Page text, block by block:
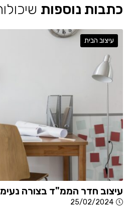
כתבות נוספות
עיצוב הבית
עיצוב חדר הממ"ד בצורה
25/02/2024